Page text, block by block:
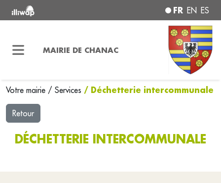
FR EN ES
MAIRIE DE CHANAC
Votre mairie / Services / Déchetterie intercommunale
Retour
DÉCHETTERIE INTERCOMMUNALE